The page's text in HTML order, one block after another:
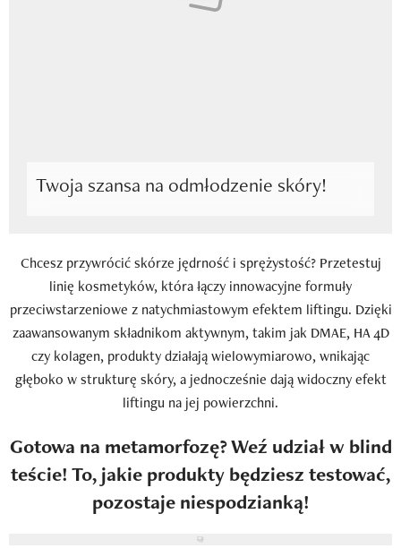
Twoja szansa na odmłodzenie skóry!
Chcesz przywrócić skórze jędrność i sprężystość? Przetestuj
linię kosmetyków, która łączy innowacyjne formuły
przeciwstarzeniowe z natychmiastowym efektem liftingu. Dzięki
zaawansowanym składnikom aktywnym, takim jak DMAE, HA 4D
czy kolagen, produkty działają wielowymiarowo, wnikając
głęboko w strukturę skóry, a jednocześnie dają widoczny efekt
liftingu na jej powierzchni.
Gotowa na metamorfozę? Weź udział w blind
teście! To, jakie produkty będziesz testować,
pozostaje niespodzianką!